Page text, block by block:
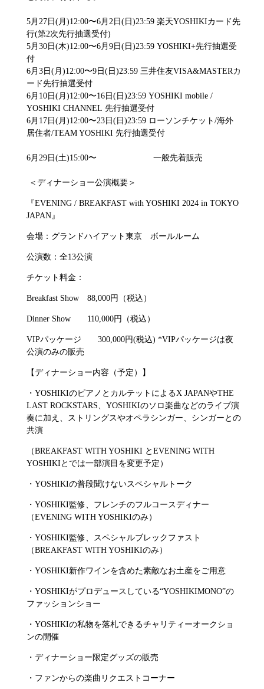
5月27日(月)12:00〜6月2日(日)23:59 楽天YOSHIKIカード先
行(第2次先行抽選受付)
5月30日(木)12:00〜6月9日(日)23:59 YOSHIKI+先行抽選受
付
6月3日(月)12:00〜9日(日)23:59 三井住友VISA&MASTERカ
ード先行抽選受付
6月10日(月)12:00〜16日(日)23:59 YOSHIKI mobile /
YOSHIKI CHANNEL 先行抽選受付
6月17日(月)12:00〜23日(日)23:59 ローソンチケット/海外
居住者/TEAM YOSHIKI 先行抽選受付
6月29日(土)15:00〜 一般先着販売
＜ディナーショー公演概要＞
『EVENING / BREAKFAST with YOSHIKI 2024 in TOKYO
JAPAN』
会場：グランドハイアット東京 ボールルーム
公演数：全13公演
チケット料金：
Breakfast Show 88,000円（税込）
Dinner Show 110,000円（税込）
VIPパッケージ 300,000円(税込) *VIPパッケージは夜
公演のみの販売
【ディナーショー内容（予定）】
・YOSHIKIのピアノとカルテットによるX JAPANやTHE
LAST ROCKSTARS、YOSHIKIのソロ楽曲などのライブ演
奏に加え、ストリングスやオペラシンガー、シンガーとの
共演
（BREAKFAST WITH YOSHIKI とEVENING WITH
YOSHIKIとでは一部演目を変更予定）
・YOSHIKIの普段聞けないスペシャルトーク
・YOSHIKI監修、フレンチのフルコースディナー
（EVENING WITH YOSHIKIのみ）
・YOSHIKI監修、スペシャルブレックファスト
（BREAKFAST WITH YOSHIKIのみ）
・YOSHIKI新作ワインを含めた素敵なお土産をご用意
・YOSHIKIがプロデュースしている“YOSHIKIMONO”の
ファッションショー
・YOSHIKIの私物を落札できるチャリティーオークショ
ンの開催
・ディナーショー限定グッズの販売
・ファンからの楽曲リクエストコーナー